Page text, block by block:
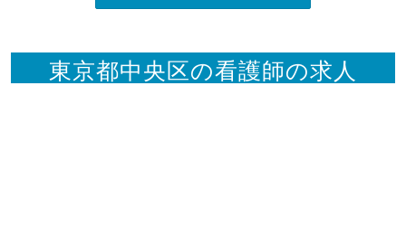
東京都中央区の看護師の求人